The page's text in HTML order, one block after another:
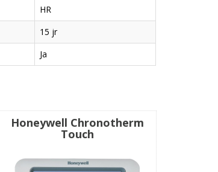
HR
15 jr
Ja
Honeywell Chronotherm
Touch